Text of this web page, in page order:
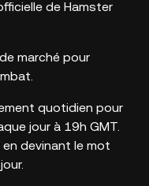
de Hamster
marché pour
quotidien pour
jour à 19h GMT.
devinant le mot